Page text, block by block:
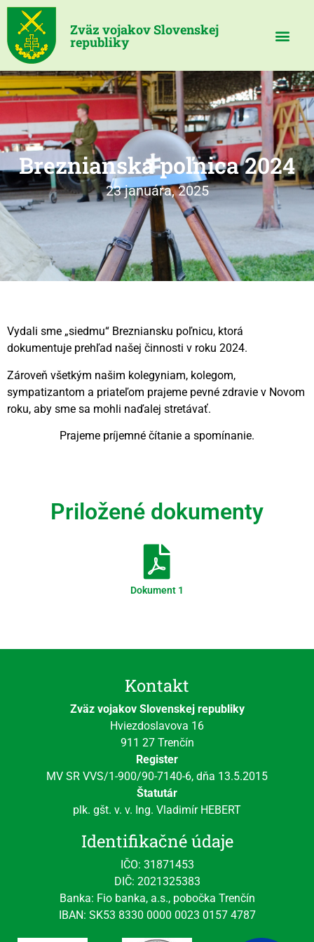
Zväz vojakov Slovenskej
republiky
Breznianska poľnica 2024
23 januára, 2025
Vydali sme „siedmu“ Brezniansku poľnicu, ktorá
dokumentuje prehľad našej činnosti v roku 2024.
Zároveň všetkým našim kolegyniam, kolegom,
sympatizantom a priateľom prajeme pevné zdravie v Novom
roku, aby sme sa mohli naďalej stretávať.
Prajeme príjemné čítanie a spomínanie.
Priložené dokumenty
Dokument 1
Kontakt
Zväz vojakov Slovenskej republiky
Hviezdoslavova 16
911 27 Trenčín
Register
MV SR VVS/1-900/90-7140-6, dňa 13.5.2015
Štatutár
plk. gšt. v. v. Ing. Vladimír HEBERT
Identifikačné údaje
IČO: 31871453
DIČ: 2021325383
Banka: Fio banka, a.s., pobočka Trenčín
IBAN: SK53 8330 0000 0023 0157 4787